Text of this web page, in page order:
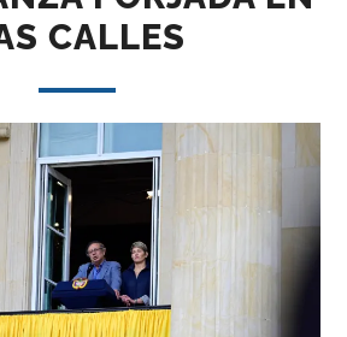
CALLES